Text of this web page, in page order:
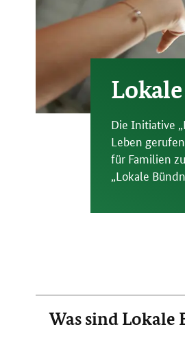
Die Initiative
Leben
für Familien
„Lokale
Was sind Lokale